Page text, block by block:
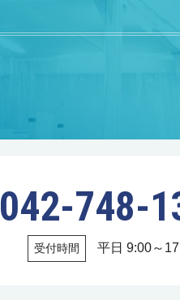
042-748-
受付時間 平日 9:00～